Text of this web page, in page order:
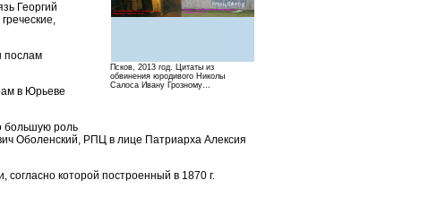
Псков, 2013 год. Цитаты из
обвинения юродивого Николы
Салоса Ивану Грозному…
Георгий
послам
в Юрьеве
большую роль
Оболенский, РПЦ в лице Патриарха Алексия
согласно которой построенный в 1870 г.